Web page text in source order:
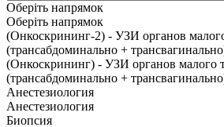
Оберіть напрямок
Оберіть напрямок
(Онкоскрининг-2) - УЗИ органов
(трансабдоминально +
(Онкоскрининг) - УЗИ органов малого
(трансабдоминально +
Анестезиология
Анестезиология
Биопсия